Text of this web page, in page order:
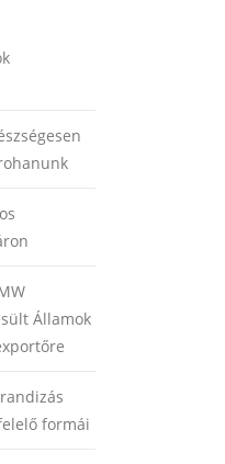
Államok
formái